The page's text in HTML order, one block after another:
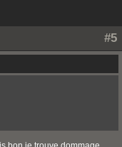
#5